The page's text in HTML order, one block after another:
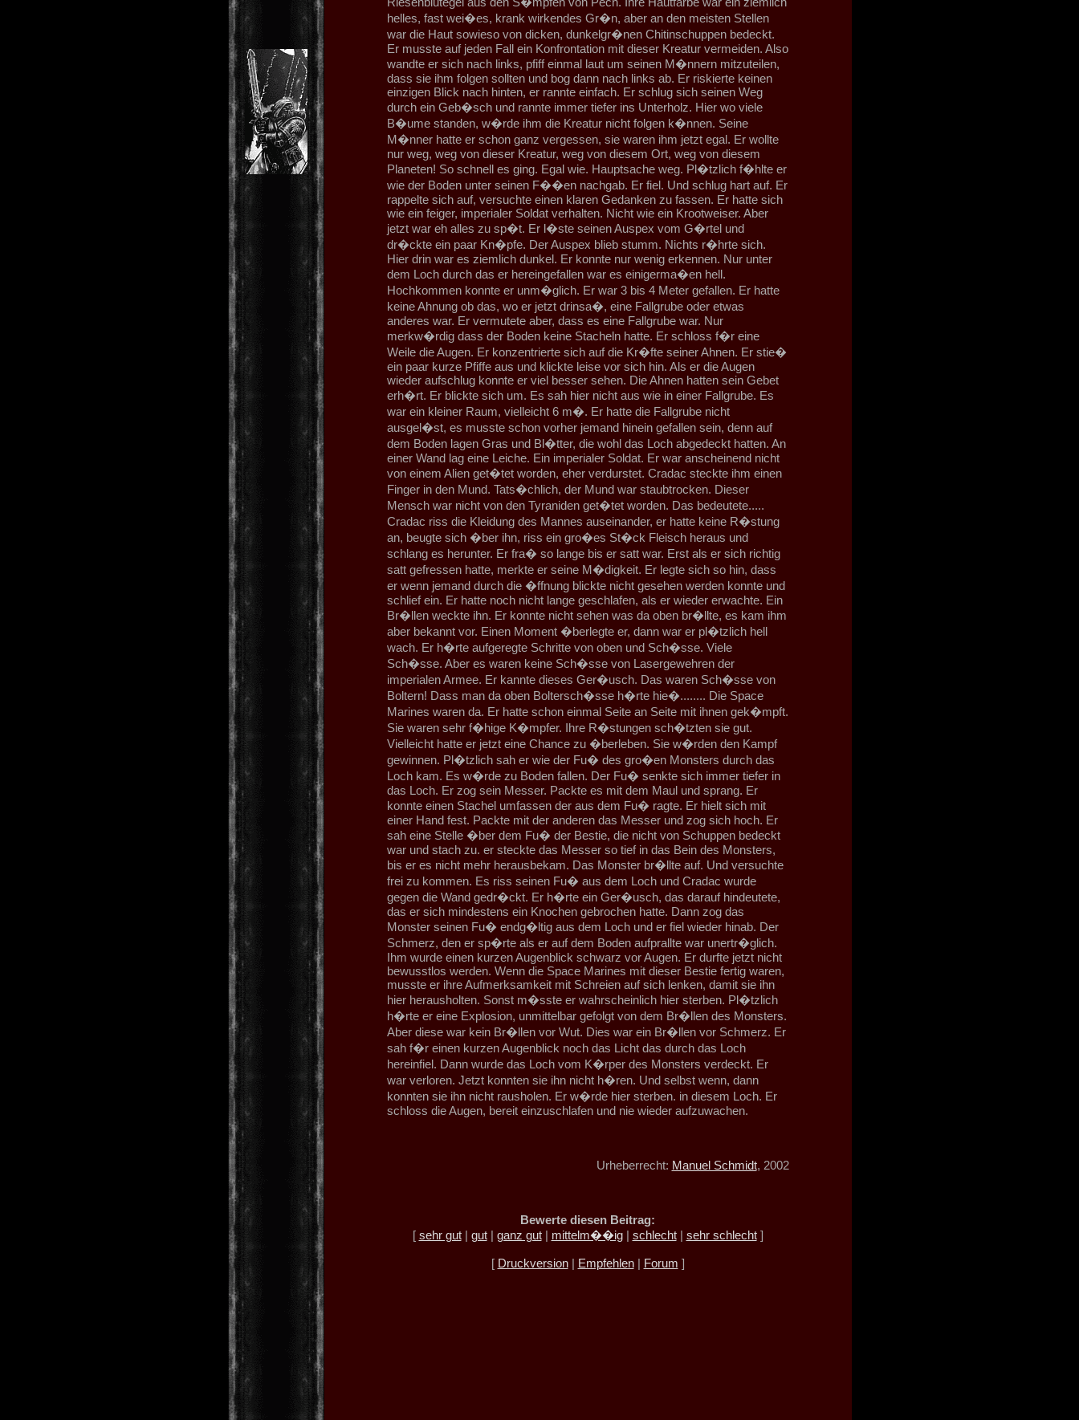
helles, fast wei�es, krank wirkendes Gr�n, aber an den meisten Stellen
war die Haut sowieso von dicken, dunkelgr�nen Chitinschuppen bedeckt.
Er musste auf jeden Fall ein Konfrontation mit dieser Kreatur vermeiden. Also
wandte er sich nach links, pfiff einmal laut um seinen M�nnern mitzuteilen,
dass sie ihm folgen sollten und bog dann nach links ab. Er riskierte keinen
einzigen Blick nach hinten, er rannte einfach. Er schlug sich seinen Weg
durch ein Geb�sch und rannte immer tiefer ins Unterholz. Hier wo viele
B�ume standen, w�rde ihm die Kreatur nicht folgen k�nnen. Seine
M�nner hatte er schon ganz vergessen, sie waren ihm jetzt egal. Er wollte
nur weg, weg von dieser Kreatur, weg von diesem Ort, weg von diesem
Planeten! So schnell es ging. Egal wie. Hauptsache weg. Pl�tzlich f�hlte er
wie der Boden unter seinen F��en nachgab. Er fiel. Und schlug hart auf. Er
rappelte sich auf, versuchte einen klaren Gedanken zu fassen. Er hatte sich
wie ein feiger, imperialer Soldat verhalten. Nicht wie ein Krootweiser. Aber
jetzt war eh alles zu sp�t. Er l�ste seinen Auspex vom G�rtel und
dr�ckte ein paar Kn�pfe. Der Auspex blieb stumm. Nichts r�hrte sich.
Hier drin war es ziemlich dunkel. Er konnte nur wenig erkennen. Nur unter
dem Loch durch das er hereingefallen war es einigerma�en hell.
Hochkommen konnte er unm�glich. Er war 3 bis 4 Meter gefallen. Er hatte
keine Ahnung ob das, wo er jetzt drinsa�, eine Fallgrube oder etwas
anderes war. Er vermutete aber, dass es eine Fallgrube war. Nur
merkw�rdig dass der Boden keine Stacheln hatte. Er schloss f�r eine
Weile die Augen. Er konzentrierte sich auf die Kr�fte seiner Ahnen. Er stie�
ein paar kurze Pfiffe aus und klickte leise vor sich hin. Als er die Augen
wieder aufschlug konnte er viel besser sehen. Die Ahnen hatten sein Gebet
erh�rt. Er blickte sich um. Es sah hier nicht aus wie in einer Fallgrube. Es
war ein kleiner Raum, vielleicht 6 m�. Er hatte die Fallgrube nicht
ausgel�st, es musste schon vorher jemand hinein gefallen sein, denn auf
dem Boden lagen Gras und Bl�tter, die wohl das Loch abgedeckt hatten. An
einer Wand lag eine Leiche. Ein imperialer Soldat. Er war anscheinend nicht
von einem Alien get�tet worden, eher verdurstet. Cradac steckte ihm einen
Finger in den Mund. Tats�chlich, der Mund war staubtrocken. Dieser
Mensch war nicht von den Tyraniden get�tet worden. Das bedeutete.....
Cradac riss die Kleidung des Mannes auseinander, er hatte keine R�stung
an, beugte sich �ber ihn, riss ein gro�es St�ck Fleisch heraus und
schlang es herunter. Er fra� so lange bis er satt war. Erst als er sich richtig
satt gefressen hatte, merkte er seine M�digkeit. Er legte sich so hin, dass
er wenn jemand durch die �ffnung blickte nicht gesehen werden konnte und
schlief ein. Er hatte noch nicht lange geschlafen, als er wieder erwachte. Ein
Br�llen weckte ihn. Er konnte nicht sehen was da oben br�llte, es kam ihm
aber bekannt vor. Einen Moment �berlegte er, dann war er pl�tzlich hell
wach. Er h�rte aufgeregte Schritte von oben und Sch�sse. Viele
Sch�sse. Aber es waren keine Sch�sse von Lasergewehren der
imperialen Armee. Er kannte dieses Ger�usch. Das waren Sch�sse von
Boltern! Dass man da oben Boltersch�sse h�rte hie�........ Die Space
Marines waren da. Er hatte schon einmal Seite an Seite mit ihnen gek�mpft.
Sie waren sehr f�hige K�mpfer. Ihre R�stungen sch�tzten sie gut.
Vielleicht hatte er jetzt eine Chance zu �berleben. Sie w�rden den Kampf
gewinnen. Pl�tzlich sah er wie der Fu� des gro�en Monsters durch das
Loch kam. Es w�rde zu Boden fallen. Der Fu� senkte sich immer tiefer in
das Loch. Er zog sein Messer. Packte es mit dem Maul und sprang. Er
konnte einen Stachel umfassen der aus dem Fu� ragte. Er hielt sich mit
einer Hand fest. Packte mit der anderen das Messer und zog sich hoch. Er
sah eine Stelle �ber dem Fu� der Bestie, die nicht von Schuppen bedeckt
war und stach zu. er steckte das Messer so tief in das Bein des Monsters,
bis er es nicht mehr herausbekam. Das Monster br�llte auf. Und versuchte
frei zu kommen. Es riss seinen Fu� aus dem Loch und Cradac wurde
gegen die Wand gedr�ckt. Er h�rte ein Ger�usch, das darauf hindeutete,
das er sich mindestens ein Knochen gebrochen hatte. Dann zog das
Monster seinen Fu� endg�ltig aus dem Loch und er fiel wieder hinab. Der
Schmerz, den er sp�rte als er auf dem Boden aufprallte war unertr�glich.
Ihm wurde einen kurzen Augenblick schwarz vor Augen. Er durfte jetzt nicht
bewusstlos werden. Wenn die Space Marines mit dieser Bestie fertig waren,
musste er ihre Aufmerksamkeit mit Schreien auf sich lenken, damit sie ihn
hier herausholten. Sonst m�sste er wahrscheinlich hier sterben. Pl�tzlich
h�rte er eine Explosion, unmittelbar gefolgt von dem Br�llen des Monsters.
Aber diese war kein Br�llen vor Wut. Dies war ein Br�llen vor Schmerz. Er
sah f�r einen kurzen Augenblick noch das Licht das durch das Loch
hereinfiel. Dann wurde das Loch vom K�rper des Monsters verdeckt. Er
war verloren. Jetzt konnten sie ihn nicht h�ren. Und selbst wenn, dann
konnten sie ihn nicht rausholen. Er w�rde hier sterben. in diesem Loch. Er
schloss die Augen, bereit einzuschlafen und nie wieder aufzuwachen.
Urheberrecht: Manuel Schmidt, 2002
Bewerte diesen Beitrag:
[ sehr gut| gut| ganz gut| mittelm��ig| schlecht| sehr schlecht]
[ Druckversion| Empfehlen| Forum ]